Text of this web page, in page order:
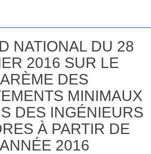
NATIONAL DU 28
2016 SUR LE
DES
MINIMAUX
DES INGÉNIEURS
À PARTIR DE
2016